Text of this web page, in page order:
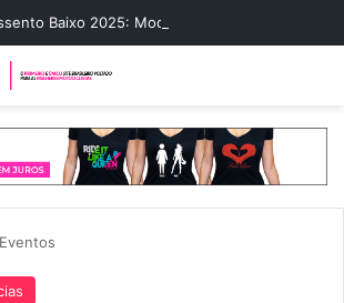
Baixo 2025: Modelos Femininos
Eventos